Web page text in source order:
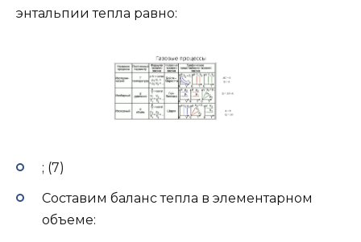
энтальпии тепла равно:
; (7)
Составим баланс тепла в элементарном
объеме: